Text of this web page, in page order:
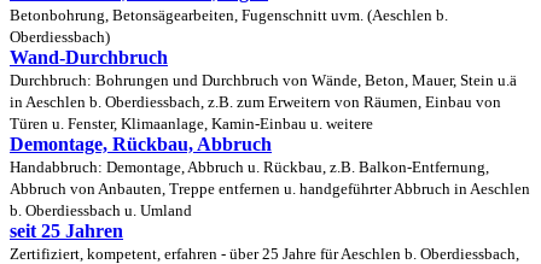
Betonbohrung, Betonsägearbeiten, Fugenschnitt uvm. (Aeschlen b.
Oberdiessbach)
Wand-Durchbruch
Durchbruch: Bohrungen und Durchbruch von Wände, Beton, Mauer, Stein u.ä
in Aeschlen b. Oberdiessbach, z.B. zum Erweitern von Räumen, Einbau von
Türen u. Fenster, Klimaanlage, Kamin-Einbau u. weitere
Demontage, Rückbau, Abbruch
Handabbruch: Demontage, Abbruch u. Rückbau, z.B. Balkon-Entfernung,
Abbruch von Anbauten, Treppe entfernen u. handgeführter Abbruch in Aeschlen
b. Oberdiessbach u. Umland
seit 25 Jahren
Zertifiziert, kompetent, erfahren - über 25 Jahre für Aeschlen b. Oberdiessbach,